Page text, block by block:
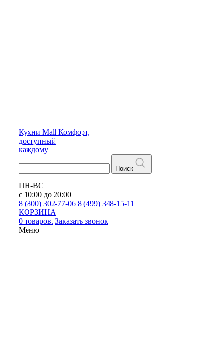
Кухни Mall Комфорт,
доступный
каждому
Поиск
ПН-ВС
с 10:00 до 20:00
8 (800) 302-77-06 8 (499) 348-15-11
КОРЗИНА
0 товаров. Заказать звонок
Меню